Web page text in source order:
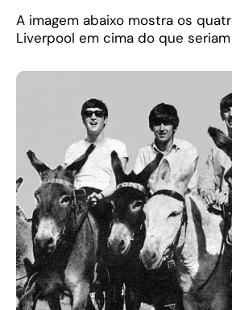
A imagem abaixo mostra os
Liverpool em cima do que